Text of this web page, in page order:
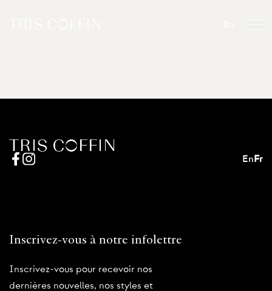
En Fr
Inscrivez-vous à notre infolettre
Inscrivez-vous pour recevoir nos
dernières nouvelles, nos styles et